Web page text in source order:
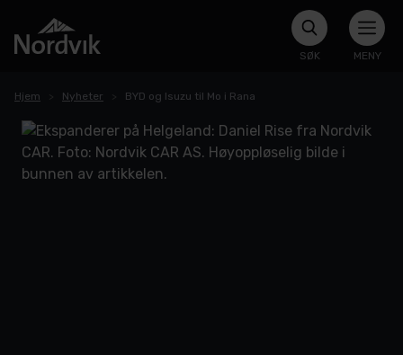
SØK MENY
Hjem Nyheter BYD og Isuzu til Mo i Rana